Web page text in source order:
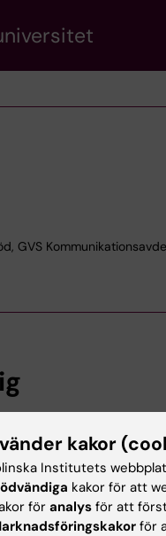
GVS
Institutet, Sveriges
universitet och
Association), MPI
för Sveriges
kakor
Institutets
kakor för att
föranalys för att
för